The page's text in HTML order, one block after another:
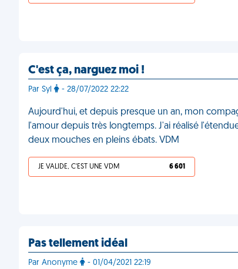
C'est ça, narguez moi !
Par Syl - 28/07/2022 22:22
Aujourd'hui, et depuis presque un an, mon
l'amour depuis très longtemps. J'ai réalisé
deux mouches en pleins ébats. VDM
JE VALIDE, C'EST UNE VDM 6 601
Pas tellement idéal
Par Anonyme - 01/04/2021 22:19